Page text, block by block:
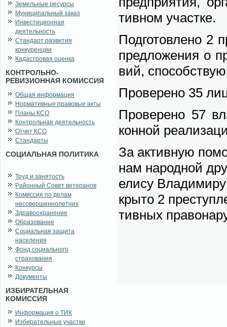
Земельные ресурсы
Муниципальный заказ
Инвестиционная
деятельность
Стандарт развития
конкуренции
Кадастровая оценка
КОНТРОЛЬНО-
РЕВИЗИОННАЯ КОМИССИЯ
Общая информация
Нормативные правовые акты
Планы КСО
Контрольная деятельность
Отчет КСО
Стандарты
СОЦИАЛЬНАЯ ПОЛИТИКА
Труд и занятость
Районный Совет ветеранов
Комиссия по делам
несовершеннолетних
Здравоохранение
Образование
Социальная защита
населения
Фонд социального
страхования
Конкурсы
Документы
ИЗБИРАТЕЛЬНАЯ
КОМИССИЯ
Информация о ТИК
Избирательные участки
тив­ном участ­ке.
Под­го­тов­ле­но 2
пред­ло­же­ния о
вий,
Про­ве­ре­но 35
Про­ве­ре­но 57
кон­ной
За ак­тив­ную
нам на­род­ной
ели­су
кры­то 2
тив­ных